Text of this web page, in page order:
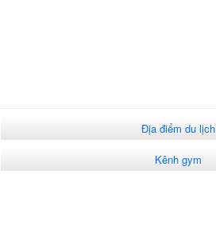
Địa điểm du lịch
Kênh gym